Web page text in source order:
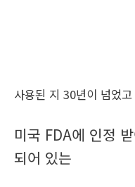
사용된 지 30년이 넘었
미국 FDA에 인정
되어 있는